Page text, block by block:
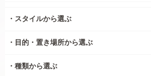
スタイルから選ぶ
目的・置き場所から選ぶ
種類から選ぶ